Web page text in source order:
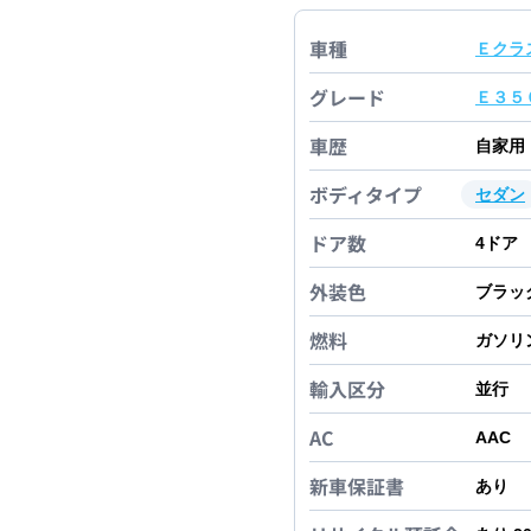
車種 Ｅクラ
グレード Ｅ３
車歴 自家用
ボディタイプ セダン
ドア数 4 ドア
外装色 ブラッ
燃料 ガソリ
輸入区分 並行
AC AAC
新車保証書 あり